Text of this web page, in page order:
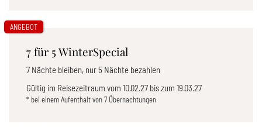
7 für 5 WinterSpecial
7 Nächte bleiben, nur 5 Nächte bezahlen
Gültig im Reisezeitraum vom 10.02.27 bis zum 19.03.27
* bei einem Aufenthalt von 7 Übernachtungen
ANGEBOT